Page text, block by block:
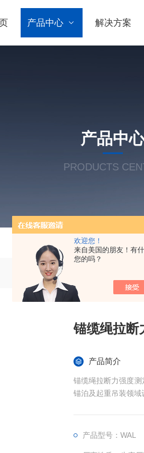
欢迎您！
来自美国的朋友！有
您的吗？
产品中心 解决方案
产品中
PRODUCTS
锚缆绳拉断
产品简介
锚缆绳拉断力强度
锚泊及起重吊装领域
产品型号：WAL